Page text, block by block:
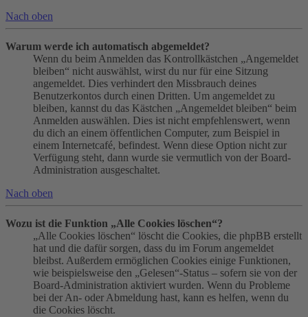
Nach oben
Warum werde ich automatisch abgemeldet?
Wenn du beim Anmelden das Kontrollkästchen „Angemeldet
bleiben“ nicht auswählst, wirst du nur für eine Sitzung
angemeldet. Dies verhindert den Missbrauch deines
Benutzerkontos durch einen Dritten. Um angemeldet zu
bleiben, kannst du das Kästchen „Angemeldet bleiben“ beim
Anmelden auswählen. Dies ist nicht empfehlenswert, wenn
du dich an einem öffentlichen Computer, zum Beispiel in
einem Internetcafé, befindest. Wenn diese Option nicht zur
Verfügung steht, dann wurde sie vermutlich von der Board-
Administration ausgeschaltet.
Nach oben
Wozu ist die Funktion „Alle Cookies löschen“?
„Alle Cookies löschen“ löscht die Cookies, die phpBB erstellt
hat und die dafür sorgen, dass du im Forum angemeldet
bleibst. Außerdem ermöglichen Cookies einige Funktionen,
wie beispielsweise den „Gelesen“-Status – sofern sie von der
Board-Administration aktiviert wurden. Wenn du Probleme
bei der An- oder Abmeldung hast, kann es helfen, wenn du
die Cookies löscht.